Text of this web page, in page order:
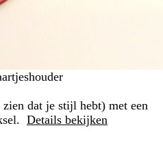
dat je stijl hebt) met een
Details bekijken